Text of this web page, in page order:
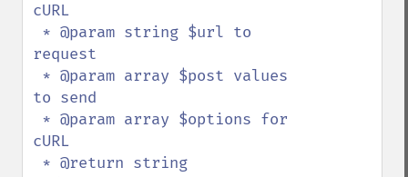
cURL
request
to send
cURL